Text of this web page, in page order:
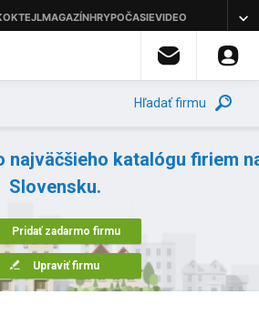
Hľadať firmu
najväčšieho katalógu firiem
Slovensku.
Pridať zadarmo firmu
Upraviť firmu